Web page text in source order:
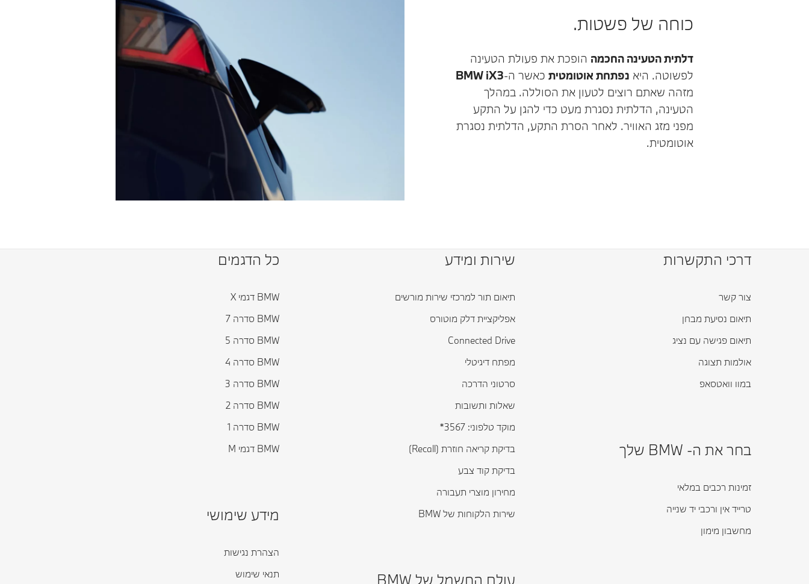
כוחה של פשטות.
דלתית הטעינה החכמה הופכת את פעולת הטעינה
לפשוטה. היא נפתחת אוטומטית כאשר ה-BMW iX3
מזהה שאתם רוצים לטעון את הסוללה. במהלך
הטעינה, הדלתית נסגרת מעט כדי להגן על התקע
מפני מזג האוויר. לאחר הסרת התקע, הדלתית נסגרת
אוטומטית.
דרכי התקשרות
צור קשר
תיאום נסיעת מבחן
תיאום פגישה עם נציג
אולמות תצוגה
במוו וואטסאפ
בחר את ה- BMW שלך
זמינות רכבים במלאי
טרייד אין ורכבי יד שנייה
מחשבון מימון
שירות ומידע
תיאום תור למרכזי שירות מורשים
אפליקציית דלק מוטורס
Connected Drive
מפתח דיגיטלי
סרטוני הדרכה
שאלות ותשובות
מוקד טלפוני: 3567*
בדיקת קריאה חוזרת (Recall)
בדיקת קוד צבע
מחירון מוצרי תעבורה
שירות הלקוחות של BMW
עולם החשמל של BMW
כל הדגמים
BMW דגמי X
BMW סדרה 7
BMW סדרה 5
BMW סדרה 4
BMW סדרה 3
BMW סדרה 2
BMW סדרה 1
BMW דגמי M
מידע שימושי
הצהרת נגישות
תנאי שימוש